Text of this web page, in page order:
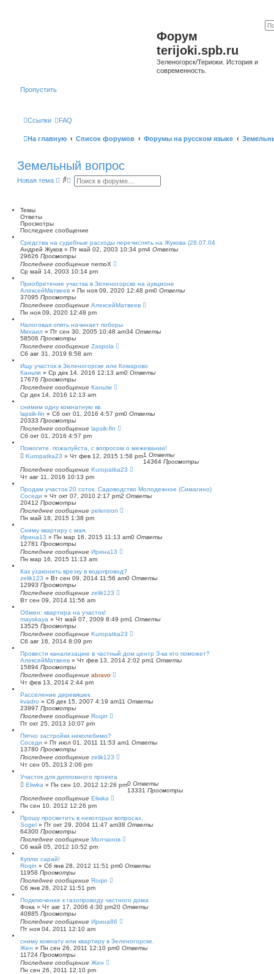
Форум
terijoki.spb.ru
Зеленогорск/Териоки. История и
современность.
Пропустить
Ссылки FAQ
На главную Список форумов Форумы на русском языке
Земельный вопрос
Новая тема
П Р
н
ы
й
п
о
и
с
к
Темы
Ответы
Просмотры
Последнее сообщение
Средства на судебные расходы перечислять на Жукова (28.07.04
Андрей Жуков » Пт май 02, 2003 10:34 pm4 Ответы
29626 Просмотры
Последнее сообщение nemoX
Ср май 14, 2003 10:14 pm
Приобретение участка в Зеленогорске на аукционе
АлексейМатвеев » Пн ноя 09, 2020 12:48 pm0 Ответы
37095 Просмотры
Последнее сообщение АлексейМатвеев
Пн ноя 09, 2020 12:48 pm
Налоговая опять начинает поборы
Михаил » Пт сен 30, 2005 10:48 am34 Ответы
58506 Просмотры
Последнее сообщение Zaspola
Сб авг 31, 2019 8:58 am
Ищу участок в Зеленогорске или Комарово
Каньпи » Ср дек 14, 2016 12:13 am0 Ответы
17676 Просмотры
Последнее сообщение Каньпи
Ср дек 14, 2016 12:13 am
снимим одну комнатную кв.
lapsik-fin » Сб окт 01, 2016 4:57 pm0 Ответы
20333 Просмотры
Последнее сообщение lapsik-fin
Сб окт 01, 2016 4:57 pm
Помогите, пожалуйста, с вопросом о межевании!
Kuropatka23 » Чт фев 12, 2015 1:58 pm1 Ответы
14364 Просмотры
Последнее сообщение Kuropatka23
Чт авг 11, 2016 10:13 pm
Продам участок 20 соток. Садоводство Молодежное (Симагино)
Соседи » Чт окт 07, 2010 2:17 pm2 Ответы
20412 Просмотры
Последнее сообщение pelentron
Пн май 18, 2015 1:38 pm
Сниму квартиру с мая.
Ирина13 » Пн мар 16, 2015 11:13 am0 Ответы
12781 Просмотры
Последнее сообщение Ирина13
Пн мар 16, 2015 11:13 am
Как узаконить врезку в водопровод?
zelik123 » Вт сен 09, 2014 11:56 am0 Ответы
12993 Просмотры
Последнее сообщение zelik123
Вт сен 09, 2014 11:56 am
Обмен: квартира на участок!
mayskaya » Чт май 07, 2009 8:49 pm1 Ответы
13525 Просмотры
Последнее сообщение Kuropatka23
Сб авг 16, 2014 8:09 pm
Провести канализацию в частный дом центр З-ка кто поможет?
АлексейМатвеев » Чт фев 13, 2014 2:02 pm1 Ответы
15894 Просмотры
Последнее сообщение abravo
Чт фев 13, 2014 2:44 pm
Расселение деревяшек.
kvadro » Сб дек 15, 2007 4:19 am11 Ответы
23997 Просмотры
Последнее сообщение Roqin
Пт окт 25, 2013 10:07 pm
Пятно застройки неколебимо?
Соседи » Пт июл 01, 2011 11:53 am1 Ответы
13780 Просмотры
Последнее сообщение zelik123
Чт сен 05, 2013 2:06 pm
Участок для дипломного проекта
Eliwka » Пн сен 10, 2012 12:26 pm0 Ответы
13331 Просмотры
Последнее сообщение Eliwka
Пн сен 10, 2012 12:26 pm
Прошу просветить в некоторых вопросах.
Sogel » Пт окт 29, 2004 11:47 am38 Ответы
64300 Просмотры
Последнее сообщение Молчанов
Сб май 05, 2012 10:52 pm
Куплю сарай!
Roqin » Сб янв 28, 2012 11:51 pm0 Ответы
11958 Просмотры
Последнее сообщение Roqin
Сб янв 28, 2012 11:51 pm
Подключение к газопроводу частного дома
Фока » Чт авг 17, 2006 4:30 pm20 Ответы
40885 Просмотры
Последнее сообщение Ирина86
Пт ноя 04, 2011 12:10 am
сниму комнату или квартиру в Зеленогорске.
Жен » Пн сен 26, 2011 12:10 pm0 Ответы
11724 Просмотры
Последнее сообщение Жен
Пн сен 26, 2011 12:10 pm